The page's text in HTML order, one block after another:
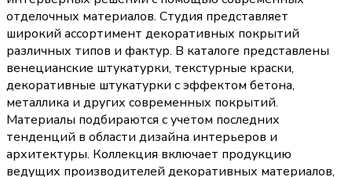
отделочных материалов. Студия представляет
широкий ассортимент декоративных покрытий
различных типов и фактур. В каталоге представлены
венецианские штукатурки, текстурные краски,
декоративные штукатурки с эффектом бетона,
металлика и других современных покрытий.
Материалы подбираются с учетом последних
тенденций в области дизайна интерьеров и
архитектуры. Коллекция включает продукцию
ведущих производителей декоративных материалов,